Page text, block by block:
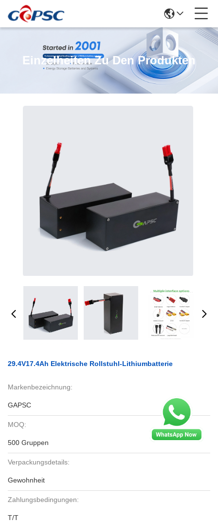
Einzelheiten Zu Den Produkten
29.4V17.4Ah Elektrische Rollstuhl-Lithiumbatterie
Markenbezeichnung:
GAPSC
MOQ:
500 Gruppen
Verpackungsdetails:
Gewohnheit
Zahlungsbedingungen:
T/T